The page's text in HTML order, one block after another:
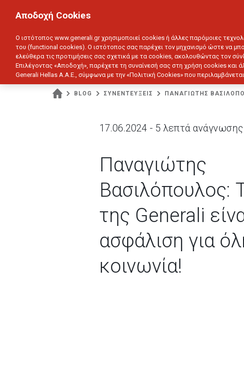
ΥΓΕΙΑ ΑΥΤΟΚΙΝΗΤΟ ΣΠΙΤΙ ΑΠΟΤΑΜΙΕΥΣΗ
BLOG ΣΥΝΕΝΤΕΥΞΕΙΣ ΠΑΝΑΓΙΩΤΗΣ
17.06.2024 - 5 λεπτά ανάγνωσης
Παναγιώτης
Βασιλόπουλος:
της Generali
ασφάλιση για
κοινωνία!
Αποδοχή Cookies
Ο ιστότοπος www.generali.gr χρησιμοποιεί cookies ή άλλες παρόμοιες
του (functional cookies). Ο ιστότοπος σας παρέχει τον μηχανισμό ώστε να
ελεύθερα τις προτιμήσεις σας σχετικά με τα cookies, ακολουθώντας τον
Επιλέγοντας «Αποδοχή», παρέχετε τη συναίνεσή σας στη χρήση cookies και
Generali Hellas A.A.E., σύμφωνα με την «Πολιτική Cookies» που